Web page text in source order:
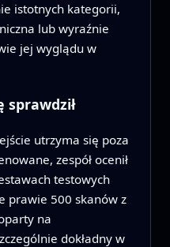
istotnych kategorii,
lub wyraźnie
jej wyglądu w
sprawdził
utrzyma się poza
zespół ocenił
testowych
prawie 500 skanów z
na
dokładny w